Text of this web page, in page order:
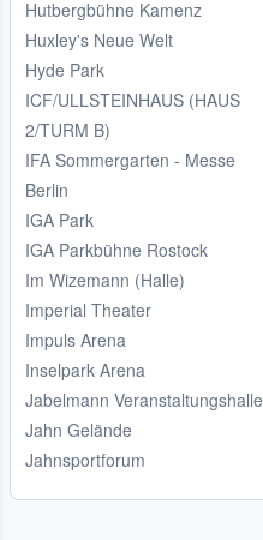
Hutbergbühne Kamenz
Huxley's Neue Welt
Hyde Park
ICF/ULLSTEINHAUS (HAUS
2/TURM B)
IFA Sommergarten - Messe
Berlin
IGA Park
IGA Parkbühne Rostock
Im Wizemann (Halle)
Imperial Theater
Impuls Arena
Inselpark Arena
Jabelmann Veranstaltungshalle
Jahn Gelände
Jahnsportforum